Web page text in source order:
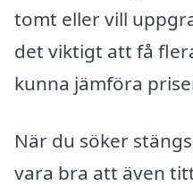
tomt eller vill
det viktigt att få
kunna jämföra
När du söker
vara bra att även